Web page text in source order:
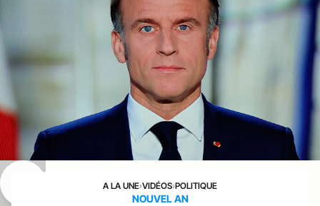
A LA UNE›VIDÉOS›POLITIQUE
NOUVEL AN